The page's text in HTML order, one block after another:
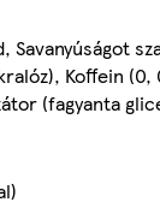
Koffein
(fagyanta